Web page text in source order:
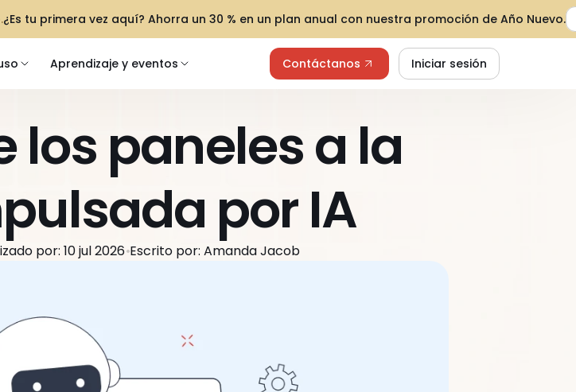
los paneles a la
por IA
por: 10 jul 2026 Escrito por: Amanda Jacob
¿Es tu primera vez aquí? Ahorra un 30 % en un plan anual con nuestra promoción de Año Nuevo.
Aprendizaje y eventos Contáctanos Iniciar sesión